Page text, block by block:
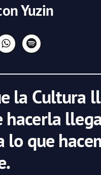
Yuzin
la Cultura
hacerla
lo que